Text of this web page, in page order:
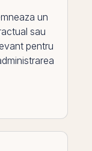
un
sau
pentru